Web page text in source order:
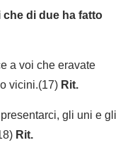
di due ha fatto
a voi che eravate
vicini.(17)Rit.
gli uni e gli
Rit.